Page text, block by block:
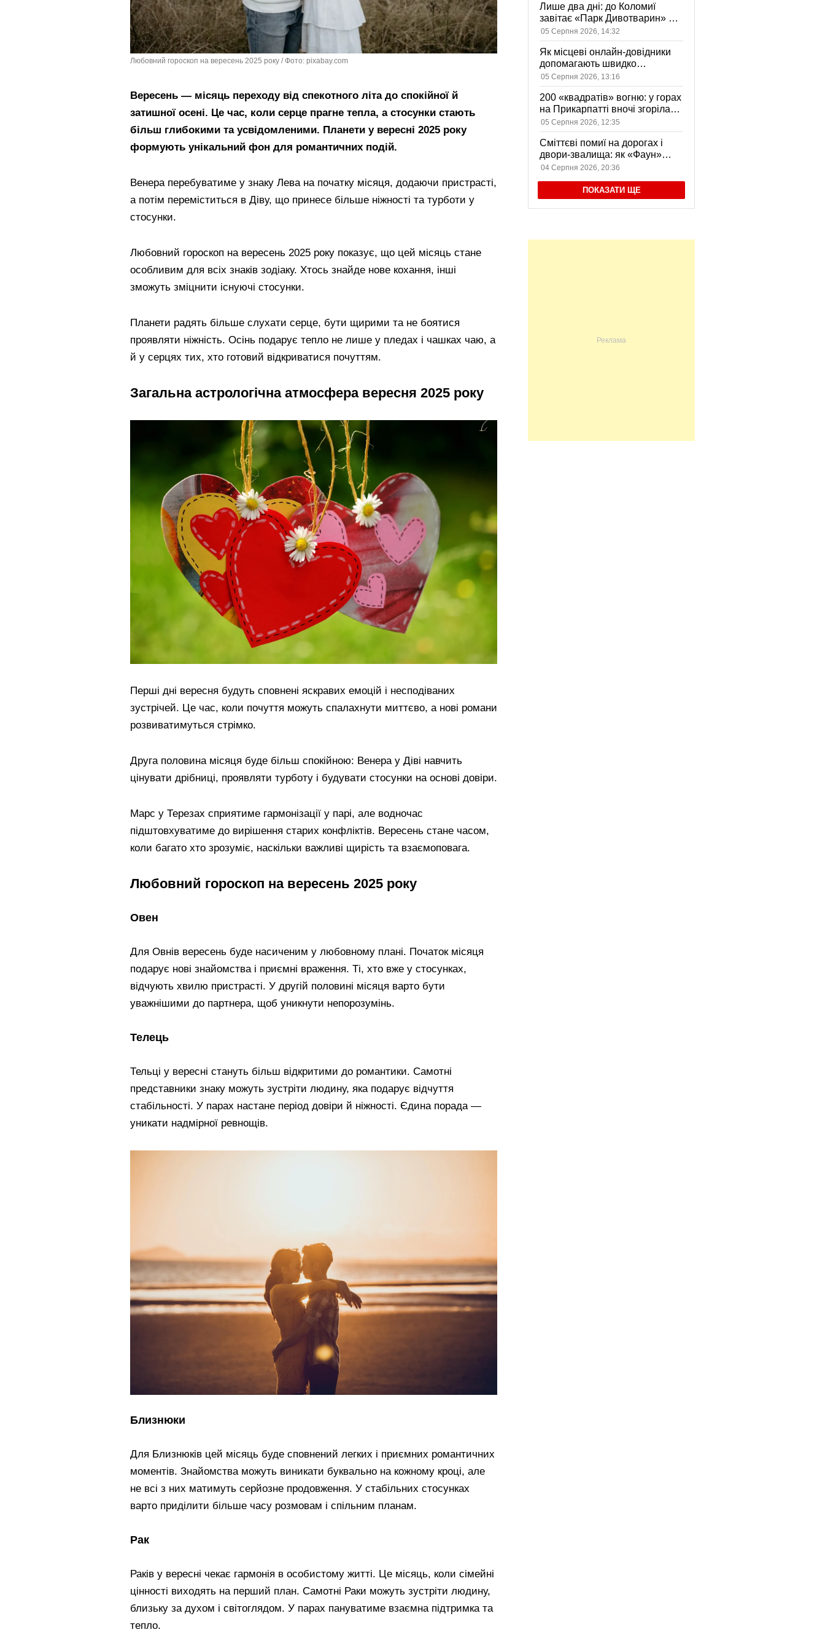
Любовний гороскоп на вересень 2025 року / Фото: pixabay.com
Вересень — місяць переходу від спекотного літа до спокійної й
затишної осені. Це час, коли серце прагне тепла, а стосунки стають
більш глибокими та усвідомленими. Планети у вересні 2025 року
формують унікальний фон для романтичних подій.
Венера перебуватиме у знаку Лева на початку місяця, додаючи пристрасті,
а потім переміститься в Діву, що принесе більше ніжності та турботи у
стосунки.
Любовний гороскоп на вересень 2025 року показує, що цей місяць стане
особливим для всіх знаків зодіаку. Хтось знайде нове кохання, інші
зможуть зміцнити існуючі стосунки.
Планети радять більше слухати серце, бути щирими та не боятися
проявляти ніжність. Осінь подарує тепло не лише у пледах і чашках чаю, а
й у серцях тих, хто готовий відкриватися почуттям.
Загальна астрологічна атмосфера вересня 2025 року
Перші дні вересня будуть сповнені яскравих емоцій і несподіваних
зустрічей. Це час, коли почуття можуть спалахнути миттєво, а нові романи
розвиватимуться стрімко.
Друга половина місяця буде більш спокійною: Венера у Діві навчить
цінувати дрібниці, проявляти турботу і будувати стосунки на основі довіри.
Марс у Терезах сприятиме гармонізації у парі, але водночас
підштовхуватиме до вирішення старих конфліктів. Вересень стане часом,
коли багато хто зрозуміє, наскільки важливі щирість та взаємоповага.
Любовний гороскоп на вересень 2025 року
Овен
Для Овнів вересень буде насиченим у любовному плані. Початок місяця
подарує нові знайомства і приємні враження. Ті, хто вже у стосунках,
відчують хвилю пристрасті. У другій половині місяця варто бути
уважнішими до партнера, щоб уникнути непорозумінь.
Телець
Тельці у вересні стануть більш відкритими до романтики. Самотні
представники знаку можуть зустріти людину, яка подарує відчуття
стабільності. У парах настане період довіри й ніжності. Єдина порада —
уникати надмірної ревнощів.
Близнюки
Для Близнюків цей місяць буде сповнений легких і приємних романтичних
моментів. Знайомства можуть виникати буквально на кожному кроці, але
не всі з них матимуть серйозне продовження. У стабільних стосунках
варто приділити більше часу розмовам і спільним планам.
Рак
Раків у вересні чекає гармонія в особистому житті. Це місяць, коли сімейні
цінності виходять на перший план. Самотні Раки можуть зустріти людину,
близьку за духом і світоглядом. У парах пануватиме взаємна підтримка та
тепло.
Лише два дні: до Коломиї
завітає «Парк Дивотварин» — і
вхід безкоштовний
05 Серпня 2026, 14:32
Як місцеві онлайн-довідники
допомагають швидко
знаходити послуги у своєму
місті
05 Серпня 2026, 13:16
200 «квадратів» вогню: у горах
на Прикарпатті вночі згоріла
садиба, є постраждала
05 Серпня 2026, 12:35
Сміттєві помиї на дорогах і
двори-звалища: як «Фаун»
вивозить відходи в Коломиї
04 Серпня 2026, 20:36
ПОКАЗАТИ ЩЕ